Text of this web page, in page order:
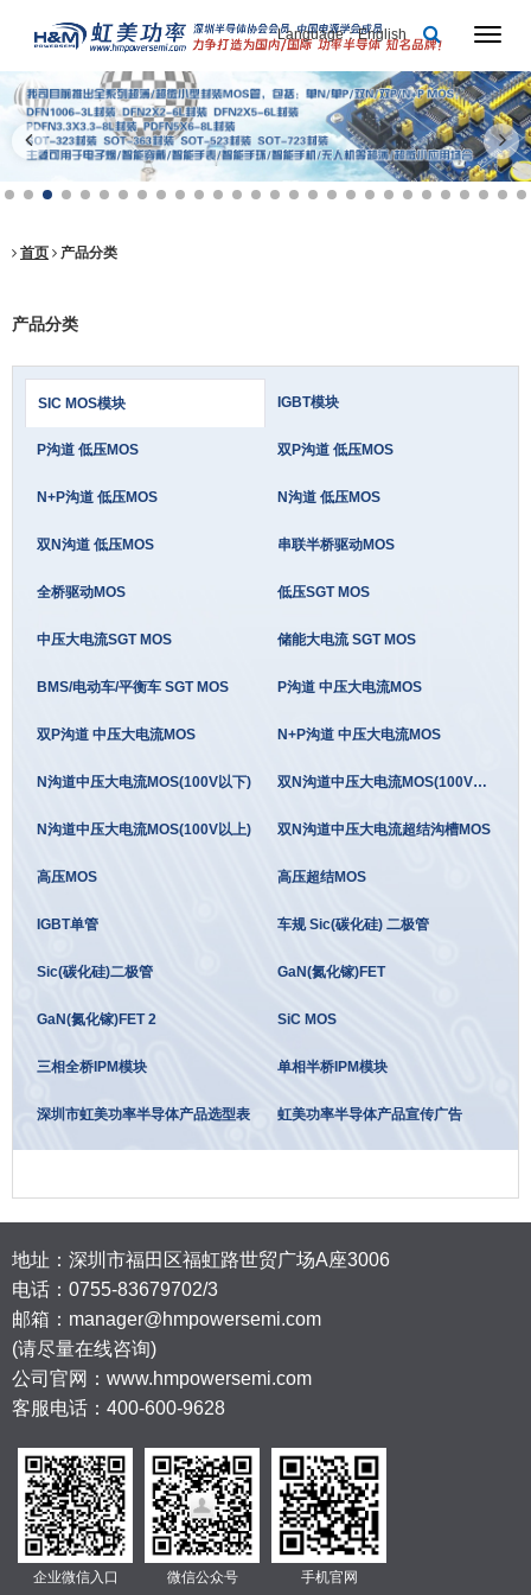
Language：English
首页 产品分类
产品分类
SIC MOS模块 IGBT模块
P沟道 低压MOS 双P沟道 低压MOS
N+P沟道 低压MOS N沟道 低压MOS
双N沟道 低压MOS 串联半桥驱动MOS
全桥驱动MOS 低压SGT MOS
中压大电流SGT MOS 储能大电流 SGT MOS
BMS/电动车/平衡车 SGT MOS P沟道 中压大电流MOS
双P沟道 中压大电流MOS N+P沟道 中压大电流MOS
N沟道中压大电流MOS(100V以下) 双N沟道中压大电流MOS(100V以下)
N沟道中压大电流MOS(100V以上) 双N沟道中压大电流超结沟槽MOS
高压MOS 高压超结MOS
IGBT单管 车规 Sic(碳化硅) 二极管
Sic(碳化硅)二极管 GaN(氮化镓)FET
GaN(氮化镓)FET 2 SiC MOS
三相全桥IPM模块 单相半桥IPM模块
深圳市虹美功率半导体产品选型表 虹美功率半导体产品宣传广告
地址：深圳市福田区福虹路世贸广场A座3006
电话： 0755-83679702/3
邮箱：manager@hmpowersemi.com
(请尽量在线咨询)
公司官网：www.hmpowersemi.com
客服电话：400-600-9628
企业微信入口 微信公众号 手机官网